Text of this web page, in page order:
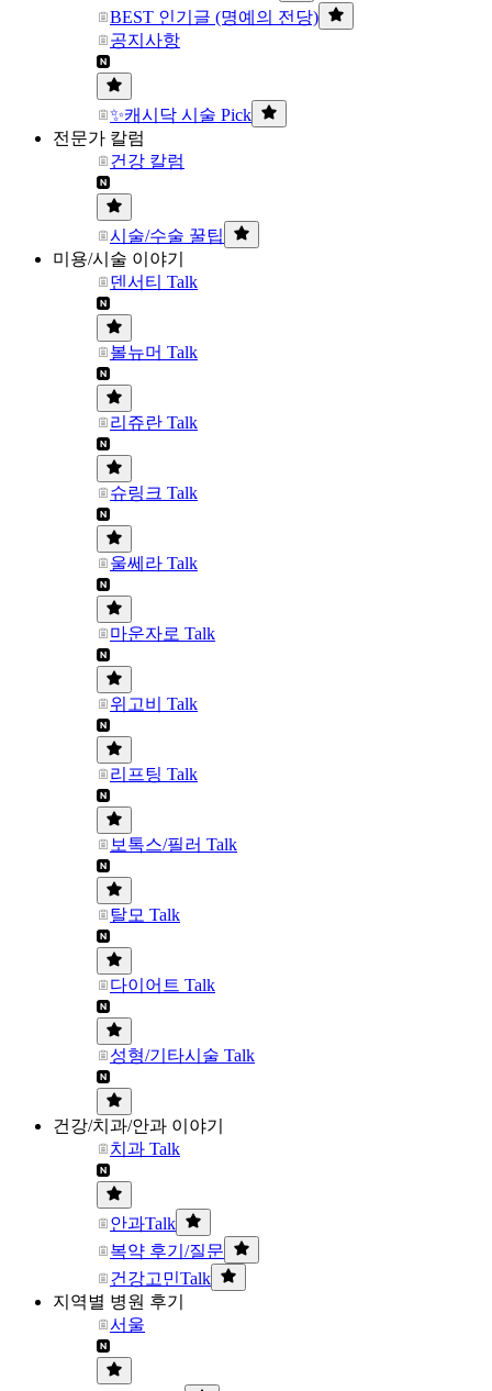
BEST 인기글 (명예의 전당)
공지사항
✨캐시닥 시술 Pick
전문가 칼럼
건강 칼럼
시술/수술 꿀팁
미용/시술 이야기
덴서티 Talk
볼뉴머 Talk
리쥬란 Talk
슈링크 Talk
울쎄라 Talk
마운자로 Talk
위고비 Talk
리프팅 Talk
보톡스/필러 Talk
탈모 Talk
다이어트 Talk
성형/기타시술 Talk
건강/치과/안과 이야기
치과 Talk
안과Talk
복약 후기/질문
건강고민Talk
지역별 병원 후기
서울